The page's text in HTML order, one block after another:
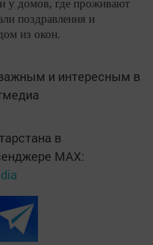
у домов, где проживают
поздравления и
из окон.
и интересным в
в
MАХ: